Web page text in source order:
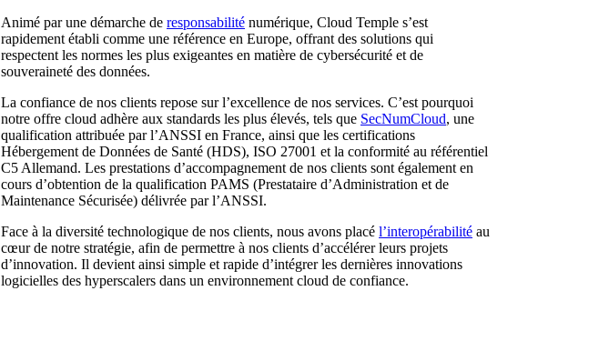
Animé par une démarche de responsabilité numérique, Cloud Temple s’est
rapidement établi comme une référence en Europe, offrant des solutions qui
respectent les normes les plus exigeantes en matière de cybersécurité et de
souveraineté des données.
La confiance de nos clients repose sur l’excellence de nos services. C’est pourquoi
notre offre cloud adhère aux standards les plus élevés, tels que SecNumCloud, une
qualification attribuée par l’ANSSI en France, ainsi que les certifications
Hébergement de Données de Santé (HDS), ISO 27001 et la conformité au référentiel
C5 Allemand. Les prestations d’accompagnement de nos clients sont également en
cours d’obtention de la qualification PAMS (Prestataire d’Administration et de
Maintenance Sécurisée) délivrée par l’ANSSI.
Face à la diversité technologique de nos clients, nous avons placé l’interopérabilité au
cœur de notre stratégie, afin de permettre à nos clients d’accélérer leurs projets
d’innovation. Il devient ainsi simple et rapide d’intégrer les dernières innovations
logicielles des hyperscalers dans un environnement cloud de confiance.